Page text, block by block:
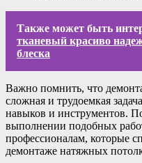
Также может быть
тканевый красиво
блеска
Важно помнить, что
сложная и трудоемкая
навыков и инструментов.
выполнении подобных
профессионалам, которые
демонтаже натяжных